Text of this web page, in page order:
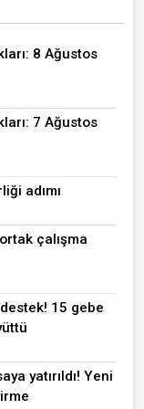
8 Ağustos
7 Ağustos
adımı
çalışma
15 gebe
yatırıldı! Yeni